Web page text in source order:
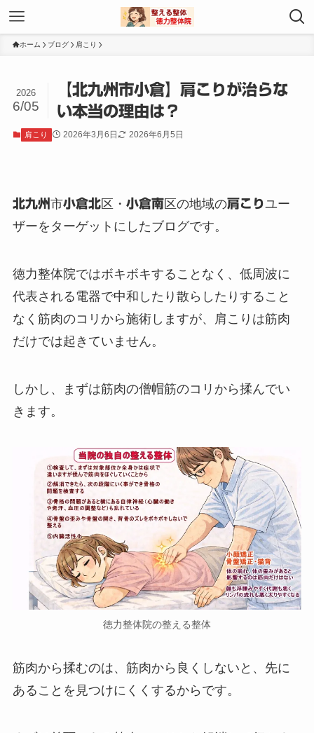
ホーム ブログ 肩こり
【北九州市小倉】肩こりが治らな
い本当の理由は？
2026
6/05
肩こり 2026年3月6日 2026年6月5日
北九州市小倉北区・ 小倉南区の地域の肩こりユー
ザーをターゲットにしたブログです。
徳力整体院ではボキボキすることなく、低周波に
代表される電器で中和したり散らしたりすること
なく筋肉のコリから施術しますが、肩こりは筋肉
だけでは起きていません。
しかし、まずは筋肉の僧帽筋のコリから揉んでい
きます。
徳力整体院の整える整体
筋肉から揉むのは、筋肉から良くしないと、先に
あることを見つけにくくするからです。